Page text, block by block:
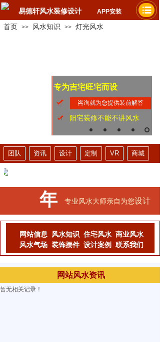
易德轩风水装修设计 APP安装
首页 >> 风水知识 >> 灯光风水
专为吉宅旺宅而设
家人平安健康 提升财运事业
咨询就为您提供装前解答
阳宅装修不能不讲风水
团队 资讯 设计 定制 VR 商城
年 专业风水大师亲自为您设计
网站信息 风水知识 住宅风水 商业风水
风水气场 装饰摆件 设计案例 联系我们
暂无相关记录！
网站风水资讯